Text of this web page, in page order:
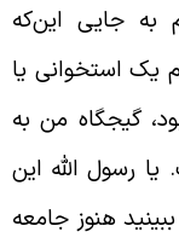
جایی این‌که
استخوانی یا
گیجگاه من به
رسول الله این
هنوز جامعه